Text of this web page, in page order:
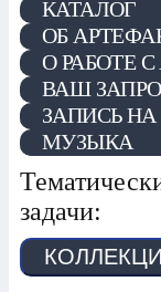
КАТАЛОГ
ОБ
О РАБОТЕ
ВАШ
ЗАПИСЬ
МУЗЫКА
задачи: